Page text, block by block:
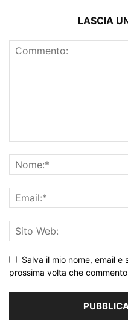
LASCIA
Salva il mio nome, email
prossima volta che